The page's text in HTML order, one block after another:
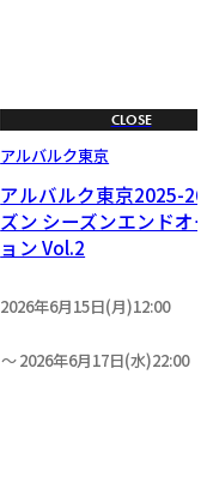
CLOSE
アルバルク東京
アルバルク東京2025-
ズン シーズンエンドオ
ョン Vol.2
2026年6月15日(月)12:00
2026年6月17日(水)22:00